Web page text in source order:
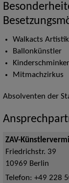
Walkacts
Ballonkünstler
Mitmachzirkus
Absolventen der
ZAV-
Friedrichstr. 39
10969 Berlin
Telefon: +49 228